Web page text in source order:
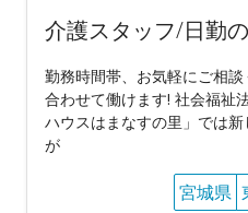
介護スタッフ/日勤
勤務時間帯、お気軽にご相
合わせて働けます! 社会福祉
ハウスはまなすの里」では
が
宮城県